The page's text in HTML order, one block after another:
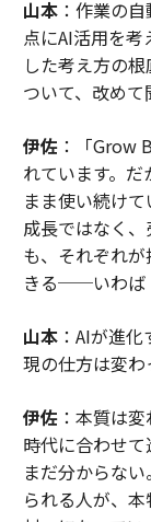
山本：作業の
点にAI活用を
した考え方の
ついて、改めて
伊佐：「Grow
れています。
まま使い続け
成長ではなく
も、それぞれ
きる──いわば
山本：AIが進
現の仕方は変わ
伊佐：本質は
時代に合わせ
まだ分からな
られる人が、